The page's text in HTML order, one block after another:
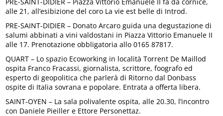
alle 21, all’esibizione del coro La vie est belle di Introd.
PRE-SAINT-DIDIER – Donato Arcaro guida una degustazione di
salumi abbinati a vini valdostani in Piazza Vittorio Emanuele II
alle 17. Prenotazione obbligatoria allo 0165 87817.
QUART – Lo spazio Ecoworking in località Torrent De Maillod
ospita Franco Fracassi, giornalista, scrittore, foografo ed
esperto di geopolitica che parlerà di Ritorno dal Donbass
ospite di Italia sovrana e popolare. Entrata a offerta libera.
SAINT-OYEN – La sala polivalente ospita, alle 20.30, l’incontro
con Daniele Pieiller e Ettore Personettaz.